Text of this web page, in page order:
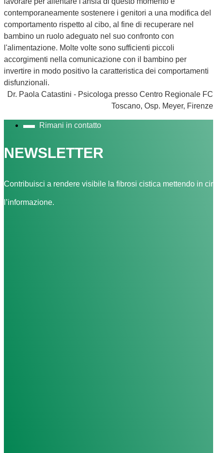
contemporaneamente sostenere i genitori a una modifica del
comportamento rispetto al cibo, al fine di recuperare nel
bambino un ruolo adeguato nel suo confronto con
l'alimentazione. Molte volte sono sufficienti piccoli
accorgimenti nella comunicazione con il bambino per
invertire in modo positivo la caratteristica dei comportamenti
disfunzionali.
Dr. Paola Catastini - Psicologa presso Centro Regionale FC
Toscano, Osp. Meyer, Firenze
Rimani in contatto
NEWSLETTER
Contribuisci a rendere visibile la fibrosi cistica mettendo in
l’informazione.